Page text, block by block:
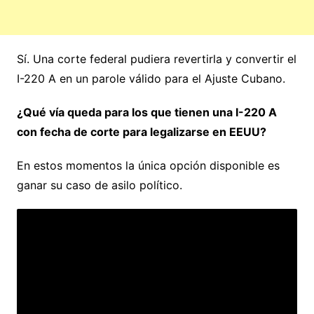
Sí. Una corte federal pudiera revertirla y convertir el
I-220 A en un parole válido para el Ajuste Cubano.
¿Qué vía queda para los que tienen una I-220 A
con fecha de corte para legalizarse en EEUU?
En estos momentos la única opción disponible es
ganar su caso de asilo político.